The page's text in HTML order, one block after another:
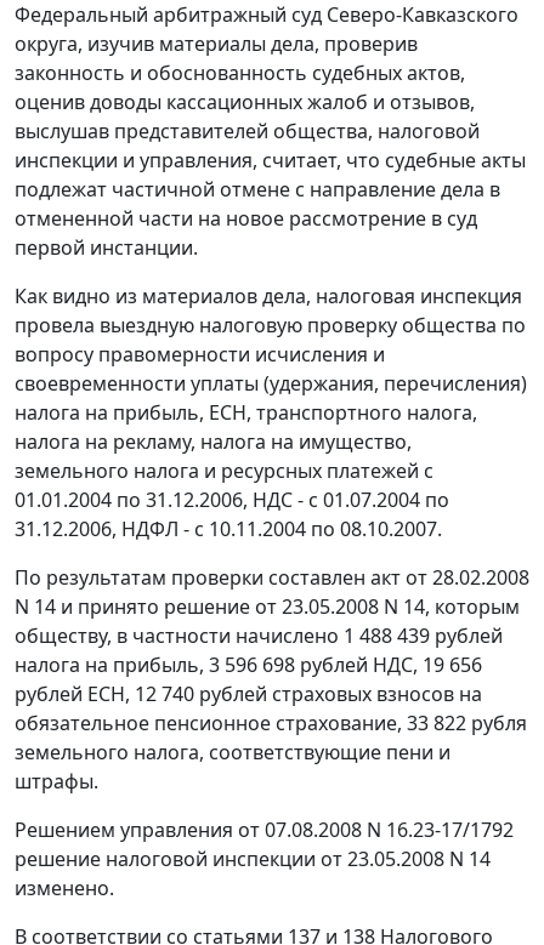
Федеральный арбитражный суд Северо-Кавказского
округа, изучив материалы дела, проверив
законность и обоснованность судебных актов,
оценив доводы кассационных жалоб и отзывов,
выслушав представителей общества, налоговой
инспекции и управления, считает, что судебные акты
подлежат частичной отмене с направление дела в
отмененной части на новое рассмотрение в суд
первой инстанции.
Как видно из материалов дела, налоговая инспекция
провела выездную налоговую проверку общества по
вопросу правомерности исчисления и
своевременности уплаты (удержания, перечисления)
налога на прибыль, ЕСН, транспортного налога,
налога на рекламу, налога на имущество,
земельного налога и ресурсных платежей с
01.01.2004 по 31.12.2006, НДС - с 01.07.2004 по
31.12.2006, НДФЛ - с 10.11.2004 по 08.10.2007.
По результатам проверки составлен акт от 28.02.2008
N 14 и принято решение от 23.05.2008 N 14, которым
обществу, в частности начислено 1 488 439 рублей
налога на прибыль, 3 596 698 рублей НДС, 19 656
рублей ЕСН, 12 740 рублей страховых взносов на
обязательное пенсионное страхование, 33 822 рубля
земельного налога, соответствующие пени и
штрафы.
Решением управления от 07.08.2008 N 16.23-17/1792
решение налоговой инспекции от 23.05.2008 N 14
изменено.
В соответствии со статьями 137 и 138 Налогового